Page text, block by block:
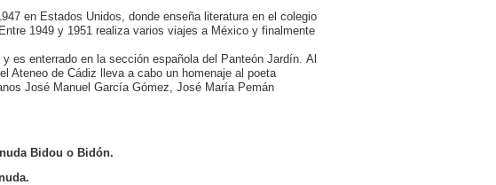
en Estados Unidos, donde enseña literatura en el colegio
1949 y 1951 realiza varios viajes a México y finalmente
y es enterrado en la sección española del Panteón Jardín. Al
Ateneo de Cádiz lleva a cabo un homenaje al poeta
José Manuel García Gómez, José María Pemán
Bidou o Bidón.